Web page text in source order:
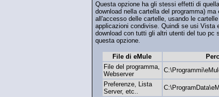
Questa opzione ha gli stessi effetti di
download nella cartella del programma)
all'accesso delle cartelle, usando le
applicazioni condivise. Quindi se usi Vista
download con tutti gli altri utenti del tuo pc
questa opzione.
File di eMule
File del programma,
Webserver
Preferenze, Lista
Server, etc..